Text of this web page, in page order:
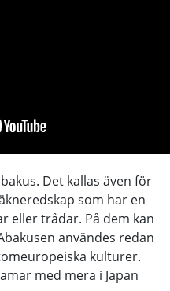
Det kallas även för
som har en
eller trådar. På dem kan
användes redan
kulturer.
med mera i Japan